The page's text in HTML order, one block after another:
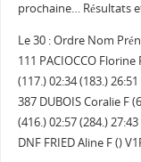
prochaine… Résultats
Le 30 : Ordre Nom
111 PACIOCCO Florine
(117.) 02:34 (183.)
387 DUBOIS Coralie F
(416.) 02:57 (284.)
DNF FRIED Aline F ()